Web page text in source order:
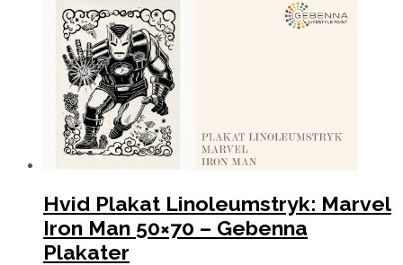
Hvid Plakat Linoleumstryk: Marvel
Iron Man 50×70 – Gebenna
Plakater